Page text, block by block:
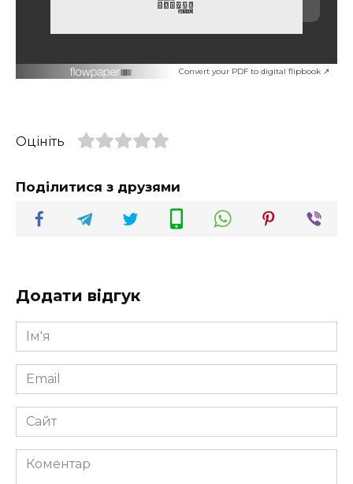
Convert your PDF to digital flipbook ↗
Оцініть
Поділитися з друзями
Додати відгук
Ім'я
*
Email
*
Сайт
Коментар